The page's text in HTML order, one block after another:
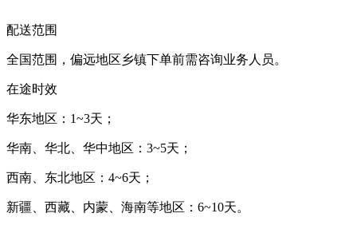
配送范围
全国范围，偏远地区乡镇下单前需咨询业务人员。
在途时效
华东地区：1~3天；
华南、华北、华中地区：3~5天；
西南、东北地区：4~6天；
新疆、西藏、内蒙、海南等地区：6~10天。